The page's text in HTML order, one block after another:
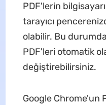
PDF'lerin
tarayıcı
olabilir. Bu durumda,
PDF'leri otomatik
değiştirebilirsiniz.
Google Chrome'un